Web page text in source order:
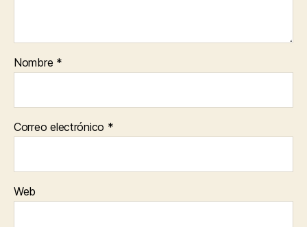
Nombre *
Correo electrónico *
Web